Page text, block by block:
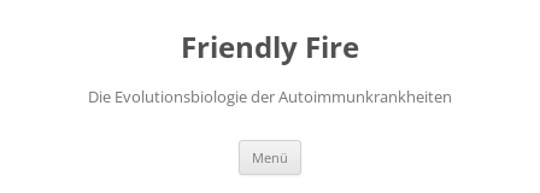
Friendly Fire
Die Evolutionsbiologie der Autoimmunkrankheiten
Menü